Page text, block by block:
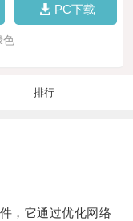
PC下载
色
排行
，它通过优化网络